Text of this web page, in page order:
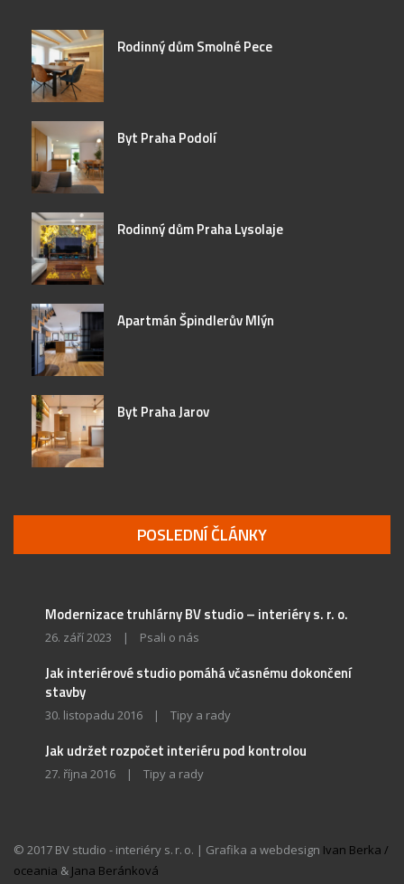
Rodinný dům Smolné Pece
Byt Praha Podolí
Rodinný dům Praha Lysolaje
Apartmán Špindlerův Mlýn
Byt Praha Jarov
POSLEDNÍ ČLÁNKY
Modernizace truhlárny BV studio – interiéry s. r. o.
26. září 2023 | Psali o nás
Jak interiérové studio pomáhá včasnému dokončení
stavby
30. listopadu 2016 | Tipy a rady
Jak udržet rozpočet interiéru pod kontrolou
27. října 2016 | Tipy a rady
© 2017 BV studio - interiéry s. r. o. | Grafika a webdesign Ivan Berka /
oceania & Jana Beránková